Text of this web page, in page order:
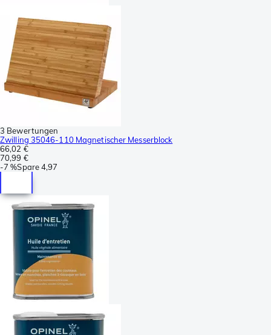
3 Bewertungen
Zwilling 35046-110 Magnetischer Messerblock
66,02 €
70,99 €
-7 %Spare4,97